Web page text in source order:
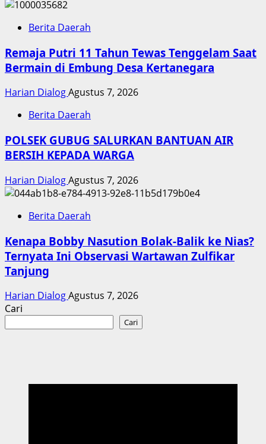
Berita Daerah
Remaja Putri 11 Tahun Tewas Tenggelam Saat
Bermain di Embung Desa Kertanegara
Harian DialogAgustus 7, 2026
Berita Daerah
POLSEK GUBUG SALURKAN BANTUAN AIR
BERSIH KEPADA WARGA
Harian DialogAgustus 7, 2026
Berita Daerah
Kenapa Bobby Nasution Bolak-Balik ke Nias?
Ternyata Ini Observasi Wartawan Zulfikar
Tanjung
Harian DialogAgustus 7, 2026
Cari
Cari